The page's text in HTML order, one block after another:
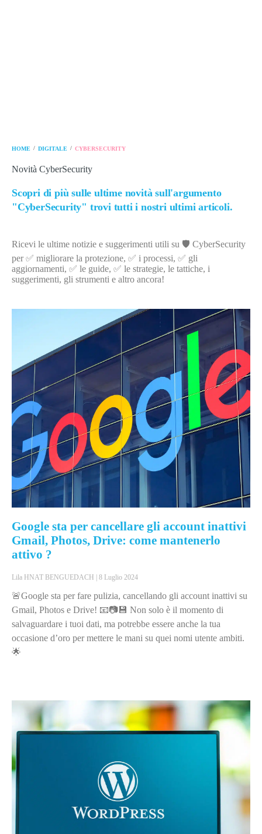
HOME / DIGITALE / CYBERSECURITY
Novità CyberSecurity
Scopri di più sulle ultime novità sull'argumento
"CyberSecurity" trovi tutti i nostri ultimi articoli.
Ricevi le ultime notizie e suggerimenti utili su 🛡️ CyberSecurity
per ✅ migliorare la protezione, ✅ i processi, ✅ gli
aggiornamenti, ✅ le guide, ✅ le strategie, le tattiche, i
suggerimenti, gli strumenti e altro ancora!
Google sta per cancellare gli account inattivi
Gmail, Photos, Drive: come mantenerlo
attivo ?
Lila HNAT BENGUEDACH 8 Luglio 2024
🚨Google sta per fare pulizia, cancellando gli account inattivi su
Gmail, Photos e Drive! 📧📷💾 Non solo è il momento di
salvaguardare i tuoi dati, ma potrebbe essere anche la tua
occasione d’oro per mettere le mani su quei nomi utente ambiti.
🌟